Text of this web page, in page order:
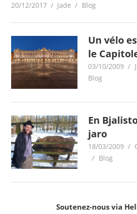
20/12/2017 Jade Blog
Un vélo
le
03/10/2009
Blog
En
jaro
18/03/2009
Blog
Soutenez-nous via